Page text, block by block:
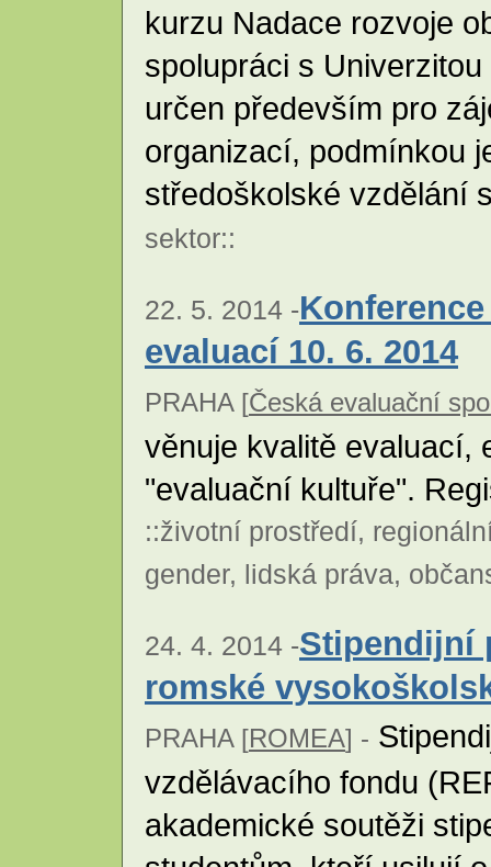
kurzu Nadace rozvoje
spolupráci s
určen především pro
organizací, podmínkou
středoškolské vzdělání
sektor::
22. 5. 2014 -
evaluací 10. 6. 2014
PRAHA [Česká evaluační
věnuje kvalitě evaluací,
"evaluační kultuře".
::životní prostředí,
gender, lidská práva,
24. 4. 2014 -Stipendijní
romské
PRAHA [ROMEA] -
vzdělávacího fondu
akademické soutěži